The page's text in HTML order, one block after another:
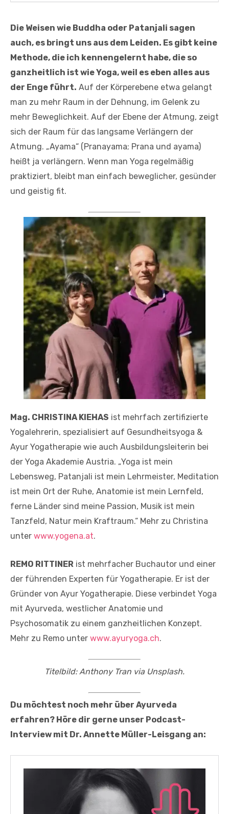
Die Weisen wie Buddha oder Patanjali sagen
auch, es bringt uns aus dem Leiden. Es gibt keine
Methode, die ich kennengelernt habe, die so
ganzheitlich ist wie Yoga, weil es eben alles aus
der Enge führt. Auf der Körperebene etwa gelangt
man zu mehr Raum in der Dehnung, im Gelenk zu
mehr Beweglichkeit. Auf der Ebene der Atmung, zeigt
sich der Raum für das langsame Verlängern der
Atmung. „Ayama“ (Pranayama; Prana und ayama)
heißt ja verlängern. Wenn man Yoga regelmäßig
praktiziert, bleibt man einfach beweglicher, gesünder
und geistig fit.
Mag. CHRISTINA KIEHAS ist mehrfach zertifizierte
Yogalehrerin, spezialisiert auf Gesundheitsyoga &
Ayur Yogatherapie wie auch Ausbildungsleiterin bei
der Yoga Akademie Austria. „Yoga ist mein
Lebensweg, Patanjali ist mein Lehrmeister, Meditation
ist mein Ort der Ruhe, Anatomie ist mein Lernfeld,
ferne Länder sind meine Passion, Musik ist mein
Tanzfeld, Natur mein Kraftraum.“ Mehr zu Christina
unter www.yogena.at.
REMO RITTINER ist mehrfacher Buchautor und einer
der führenden Experten für Yogatherapie. Er ist der
Gründer von Ayur Yogatherapie. Diese verbindet Yoga
mit Ayurveda, westlicher Anatomie und
Psychosomatik zu einem ganzheitlichen Konzept.
Mehr zu Remo unter www.ayuryoga.ch.
Titelbild: Anthony Tran via Unsplash.
Du möchtest noch mehr über Ayurveda
erfahren? Höre dir gerne unser Podcast-
Interview mit Dr. Annette Müller-Leisgang an: